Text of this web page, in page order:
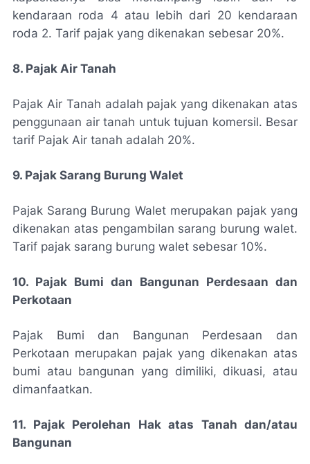
kendaraan roda 4 atau lebih dari 20 kendaraan
roda 2. Tarif pajak yang dikenakan sebesar 20%.
8. Pajak Air Tanah
Pajak Air Tanah adalah pajak yang dikenakan atas
penggunaan air tanah untuk tujuan komersil. Besar
tarif Pajak Air tanah adalah 20%.
9. Pajak Sarang Burung Walet
Pajak Sarang Burung Walet merupakan pajak yang
dikenakan atas pengambilan sarang burung walet.
Tarif pajak sarang burung walet sebesar 10%.
10. Pajak Bumi dan Bangunan Perdesaan dan
Perkotaan
Pajak Bumi dan Bangunan Perdesaan dan
Perkotaan merupakan pajak yang dikenakan atas
bumi atau bangunan yang dimiliki, dikuasi, atau
dimanfaatkan.
11. Pajak Perolehan Hak atas Tanah dan/atau
Bangunan